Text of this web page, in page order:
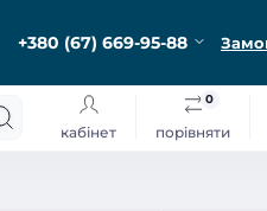
+380 (67) 669-95-88
кабінет порівняти
0